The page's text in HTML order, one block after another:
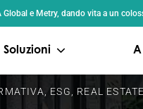
Global e Metry, dando vita a un
Soluzioni
ESG REAL ESTATE
dei cookies